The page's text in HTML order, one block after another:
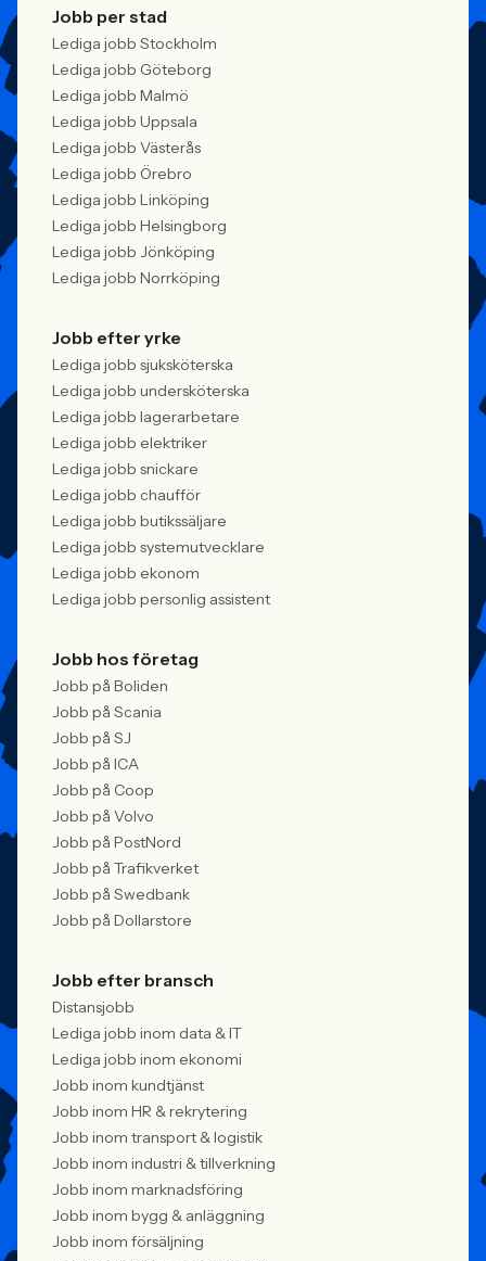
Jobb per stad
Lediga jobb Stockholm
Lediga jobb Göteborg
Lediga jobb Malmö
Lediga jobb Uppsala
Lediga jobb Västerås
Lediga jobb Örebro
Lediga jobb Linköping
Lediga jobb Helsingborg
Lediga jobb Jönköping
Lediga jobb Norrköping
Jobb efter yrke
Lediga jobb sjuksköterska
Lediga jobb undersköterska
Lediga jobb lagerarbetare
Lediga jobb elektriker
Lediga jobb snickare
Lediga jobb chaufför
Lediga jobb butikssäljare
Lediga jobb systemutvecklare
Lediga jobb ekonom
Lediga jobb personlig assistent
Jobb hos företag
Jobb på Boliden
Jobb på Scania
Jobb på SJ
Jobb på ICA
Jobb på Coop
Jobb på Volvo
Jobb på PostNord
Jobb på Trafikverket
Jobb på Swedbank
Jobb på Dollarstore
Jobb efter bransch
Distansjobb
Lediga jobb inom data & IT
Lediga jobb inom ekonomi
Jobb inom kundtjänst
Jobb inom HR & rekrytering
Jobb inom transport & logistik
Jobb inom industri & tillverkning
Jobb inom marknadsföring
Jobb inom bygg & anläggning
Jobb inom försäljning